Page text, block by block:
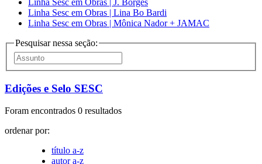
Linha Sesc em Obras | J. Borges
Linha Sesc em Obras | Lina Bo Bardi
Linha Sesc em Obras | Mônica Nador + JAMAC
Pesquisar nessa seção:
Edições e Selo SESC
Foram encontrados 0 resultados
ordenar por:
título a-z
autor a-z